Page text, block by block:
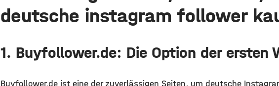
deutsche instagram follower
1. Buyfollower.de: Die Option der ersten